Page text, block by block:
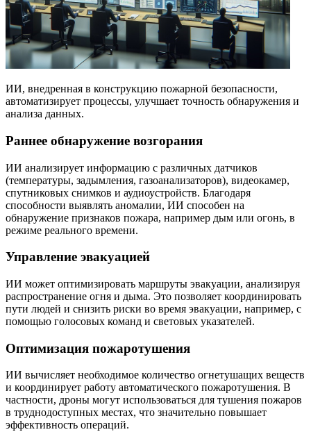
ИИ, внедренная в конструкцию пожарной безопасности,
автоматизирует процессы, улучшает точность обнаружения и
анализа данных.
Раннее обнаружение возгорания
ИИ анализирует информацию с различных датчиков
(температуры, задымления, газоанализаторов), видеокамер,
спутниковых снимков и аудиоустройств. Благодаря
способности выявлять аномалии, ИИ способен на
обнаружение признаков пожара, например дым или огонь, в
режиме реального времени.
Управление эвакуацией
ИИ может оптимизировать маршруты эвакуации, анализируя
распространение огня и дыма. Это позволяет координировать
пути людей и снизить риски во время эвакуации, например, с
помощью голосовых команд и световых указателей.
Оптимизация пожаротушения
ИИ вычисляет необходимое количество огнетушащих веществ
и координирует работу автоматического пожаротушения. В
частности, дроны могут использоваться для тушения пожаров
в труднодоступных местах, что значительно повышает
эффективность операций.